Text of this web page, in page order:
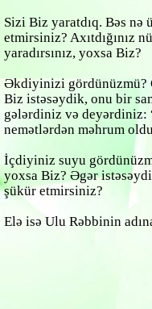
Sizi Biz yaratdıq. Bəs
etmirsiniz? Axıtdığınız
yaradırsınız, yoxsa Biz?
Əkdiyinizi gördünüzmü?
Biz istəsəydik, onu bir
gələrdiniz və deyərdiniz:
nemətlərdən məhrum
İçdiyiniz suyu
yoxsa Biz? Əgər
şükür etmirsiniz?
Elə isə Ulu Rəbbinin